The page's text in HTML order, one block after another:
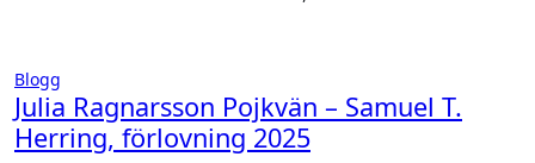
Blogg
Julia Ragnarsson Pojkvän – Samuel T.
Herring, förlovning 2025